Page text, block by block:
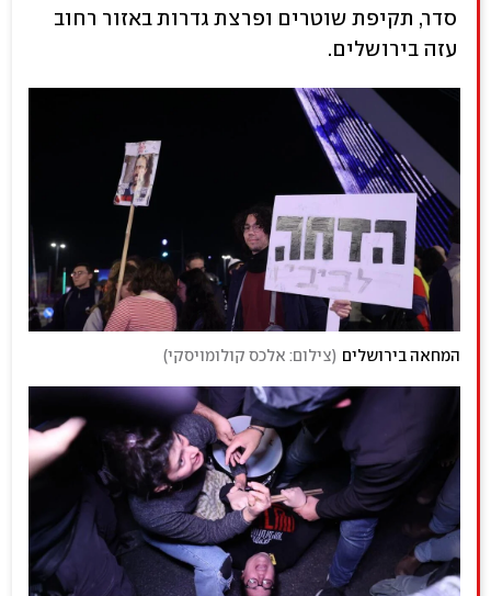
סדר, תקיפת שוטרים ופרצת גדרות באזור רחוב
עזה בירושלים.
המחאה בירושלים (צילום: אלכס קולומויסקי)